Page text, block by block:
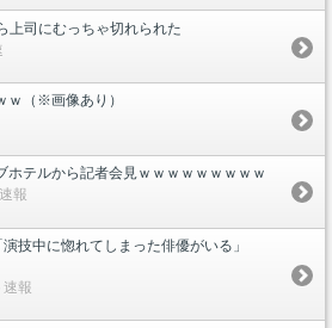
司にむっちゃ切れられた
ｗ（※画像あり）
ホテルから記者会見ｗｗｗｗｗｗｗｗｗ
報
技中に惚れてしまった俳優がいる」
報